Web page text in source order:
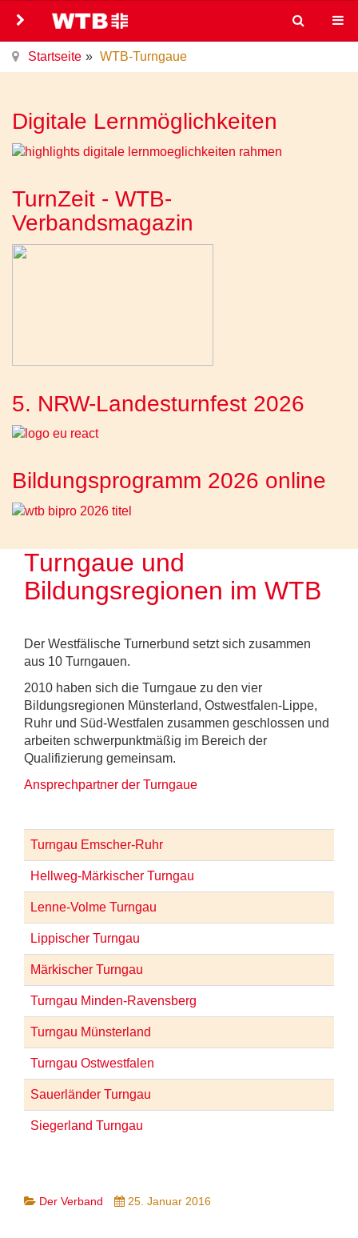
Startseite WTB-Turngaue
Digitale Lernmöglichkeiten
TurnZeit - WTB-
Verbandsmagazin
5. NRW-Landesturnfest 2026
Bildungsprogramm 2026 online
Turngaue und
Bildungsregionen im WTB
Der Westfälische Turnerbund setzt sich zusammen
aus 10 Turngauen.
2010 haben sich die Turngaue zu den vier
Bildungsregionen Münsterland, Ostwestfalen-Lippe,
Ruhr und Süd-Westfalen zusammen geschlossen und
arbeiten schwerpunktmäßig im Bereich der
Qualifizierung gemeinsam.
Ansprechpartner der Turngaue
Turngau Emscher-Ruhr
Hellweg-Märkischer Turngau
Lenne-Volme Turngau
Lippischer Turngau
Märkischer Turngau
Turngau Minden-Ravensberg
Turngau Münsterland
Turngau Ostwestfalen
Sauerländer Turngau
Siegerland Turngau
Der Verband 25. Januar 2016